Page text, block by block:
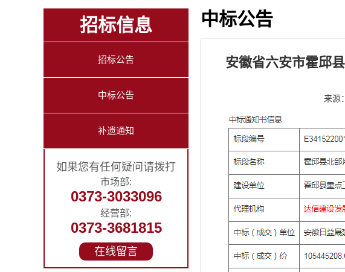
招标信息
招标公告
中标公告
补遗通知
如果您有任何疑问请拨打
市场部:
0373-3033096
经营部:
0373-3681815
在线留言
中标公告
安徽省六安市霍邱
来源：